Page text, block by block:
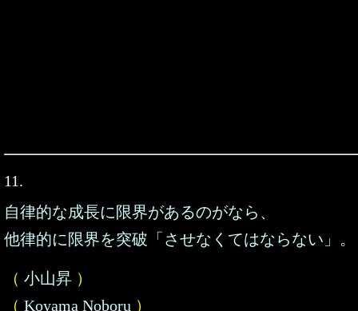
11.
自律的な成長に限界があるのがなら、
他律的に限界を突破「させなくてはならない」。
（ 小山昇 ）
（ Koyama Noboru ）